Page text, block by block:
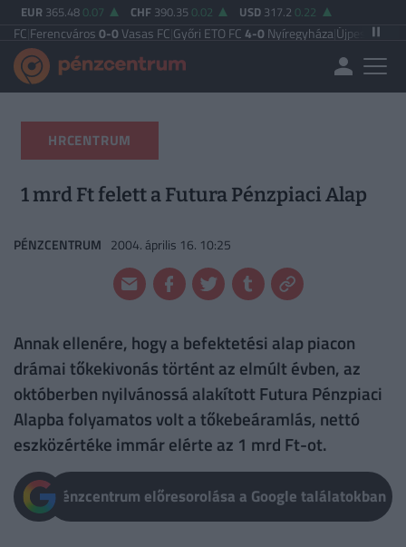
EUR 365.48 0.07 CHF 390.35 0.02 USD 317.2 0.22
0-0Vasas FC|Győri ETO FC4-0Nyíregyháza|Újpest FC4-2
HRCENTRUM
1 mrd Ft felett a Futura Pénzpiaci Alap
PÉNZCENTRUM 2004. április 16. 10:25
Annak ellenére, hogy a befektetési alap piacon
drámai tőkekivonás történt az elmúlt évben, az
októberben nyilvánossá alakított Futura Pénzpiaci
Alapba folyamatos volt a tőkebeáramlás, nettó
eszközértéke immár elérte az 1 mrd Ft-ot.
Pénzcentrum előresorolása a Google találatokban